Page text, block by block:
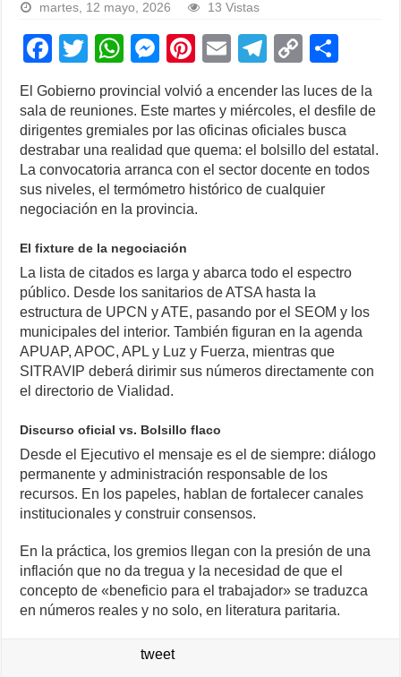
martes, 12 mayo, 2026 13 Vistas
F
a
c
e
b
o
o
k
T
tt
er
W
h
at
s
A
p
p
M
e
ss
e
n
g
er
Pi
nt
er
e
st
E
ail
T
el
e
gr
a
m
C
o
p
y
Li
n
h
ar
e
El Gobierno provincial volvió a encender las luces de la
sala de reuniones. Este martes y miércoles, el desfile de
dirigentes gremiales por las oficinas oficiales busca
destrabar una realidad que quema: el bolsillo del estatal.
La convocatoria arranca con el sector docente en todos
sus niveles, el termómetro histórico de cualquier
negociación en la provincia.
El fixture de la negociación
La lista de citados es larga y abarca todo el espectro
público. Desde los sanitarios de ATSA hasta la
estructura de UPCN y ATE, pasando por el SEOM y los
municipales del interior. También figuran en la agenda
APUAP, APOC, APL y Luz y Fuerza, mientras que
SITRAVIP deberá dirimir sus números directamente con
el directorio de Vialidad.
Discurso oficial vs. Bolsillo flaco
Desde el Ejecutivo el mensaje es el de siempre: diálogo
permanente y administración responsable de los
recursos. En los papeles, hablan de fortalecer canales
institucionales y construir consensos.
En la práctica, los gremios llegan con la presión de una
inflación que no da tregua y la necesidad de que el
concepto de «beneficio para el trabajador» se traduzca
en números reales y no solo, en literatura paritaria.
tweet